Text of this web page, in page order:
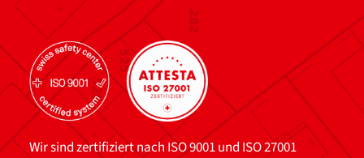
Wir sind zertifiziert nach ISO 9001 und ISO 27001